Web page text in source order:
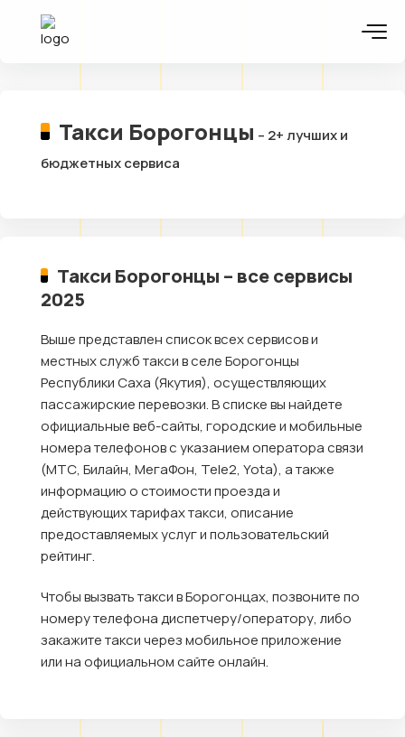
Такси Борогонцы – 2+ лучших и
бюджетных сервиса
Такси Борогонцы – все сервисы
2025
Выше представлен список всех сервисов и
местных служб такси в селе Борогонцы
Республики Саха (Якутия), осуществляющих
пассажирские перевозки. В списке вы найдете
официальные веб-сайты, городские и мобильные
номера телефонов с указанием оператора связи
(МТС, Билайн, МегаФон, Tele2, Yota), а также
информацию о стоимости проезда и
действующих тарифах такси, описание
предоставляемых услуг и пользовательский
рейтинг.
Чтобы вызвать такси в Борогонцах, позвоните по
номеру телефона диспетчеру/оператору, либо
закажите такси через мобильное приложение
или на официальном сайте онлайн.